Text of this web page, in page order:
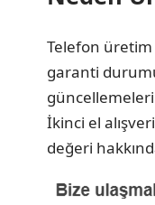
Telefon üretim
garanti
İkinci el
değeri